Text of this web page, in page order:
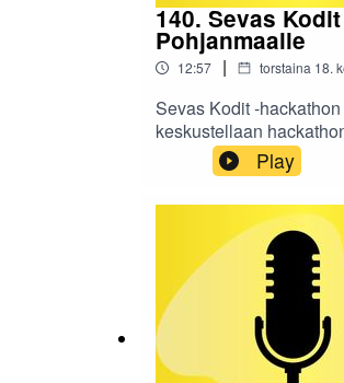
140. Sevas
Pohjanmaalle
12:57 | torstaina 18.
Sevas Kodit -
keskustellaan
kannattiko lähteä
Pohjanmaalle -
käsikirjoitus:
tekstivastine: Satu
Play